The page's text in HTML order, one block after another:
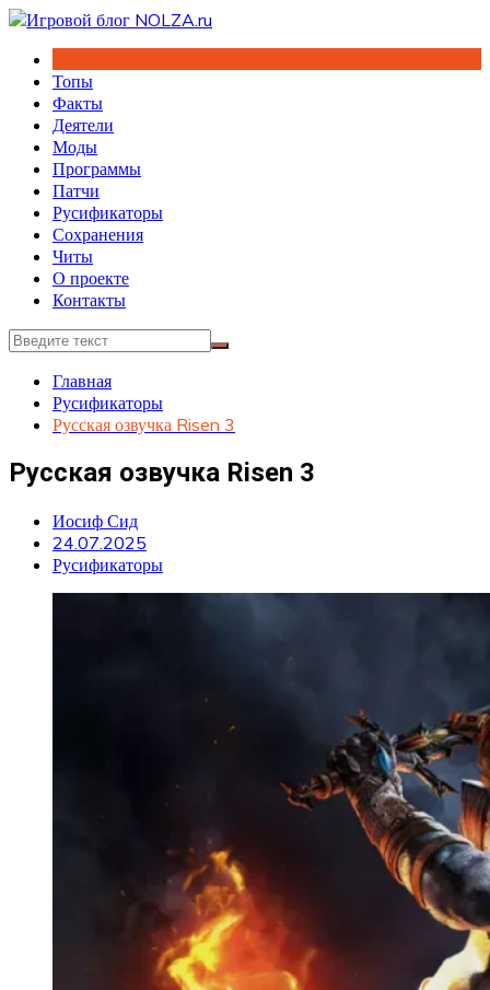
Перейти
содержимому
Топы
Факты
Деятели
Моды
Программы
Патчи
Русификаторы
Сохранения
Читы
О проекте
Контакты
Главная
Русификаторы
Русская озвучка Risen 3
Русская озвучка Risen 3
Иосиф Сид
24.07.2025
Русификаторы